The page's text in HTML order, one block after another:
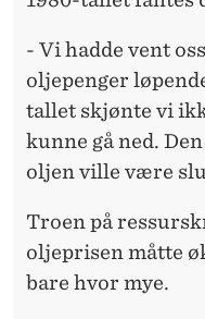
- Vi hadde vent
oljepenger
tallet skjønte vi
kunne gå ned.
oljen ville være
Troen på
oljeprisen måtte
bare hvor mye.